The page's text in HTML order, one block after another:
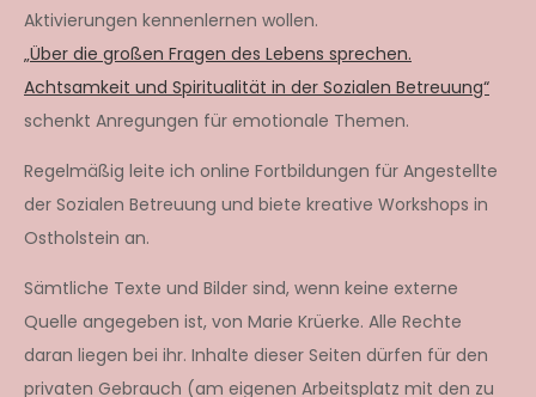
Aktivierungen kennenlernen wollen.
„Über die großen Fragen des Lebens sprechen.
Achtsamkeit und Spiritualität in der Sozialen Betreuung“
schenkt Anregungen für emotionale Themen.
Regelmäßig leite ich online Fortbildungen für Angestellte
der Sozialen Betreuung und biete kreative Workshops in
Ostholstein an.
Sämtliche Texte und Bilder sind, wenn keine externe
Quelle angegeben ist, von Marie Krüerke. Alle Rechte
daran liegen bei ihr. Inhalte dieser Seiten dürfen für den
privaten Gebrauch (am eigenen Arbeitsplatz mit den zu